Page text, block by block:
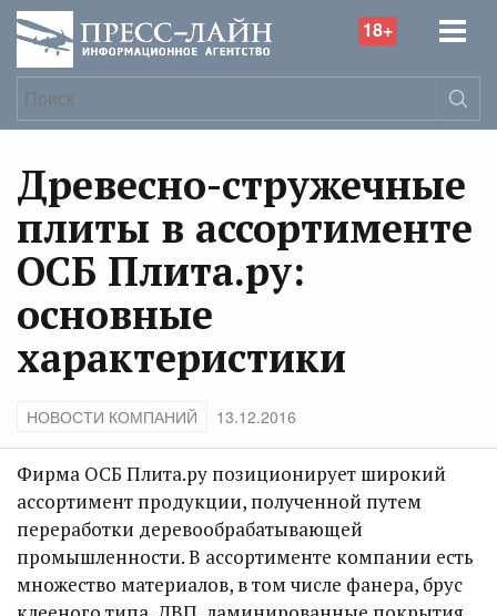
18+
Древесно-стружечные
плиты в ассортименте
ОСБ Плита.ру:
основные
характеристики
НОВОСТИ КОМПАНИЙ 13.12.2016
Фирма ОСБ Плита.ру позиционирует широкий
ассортимент продукции, полученной путем
переработки деревообрабатывающей
промышленности. В ассортименте компании есть
множество материалов, в том числе фанера, брус